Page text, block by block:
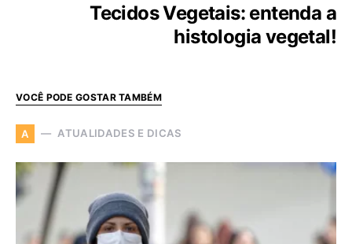
Tecidos Vegetais: entenda a
histologia vegetal!
VOCÊ PODE GOSTAR TAMBÉM
A ATUALIDADES E DICAS